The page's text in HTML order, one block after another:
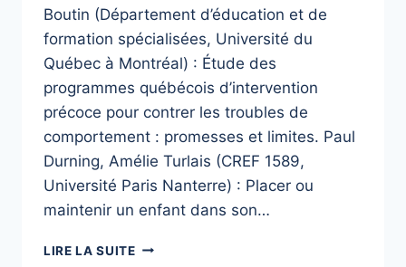
Boutin (Département d’éducation et de
formation spécialisées, Université du
Québec à Montréal) : Étude des
programmes québécois d’intervention
précoce pour contrer les troubles de
comportement : promesses et limites. Paul
Durning, Amélie Turlais (CREF 1589,
Université Paris Nanterre) : Placer ou
maintenir un enfant dans son…
LIRE LA SUITEINTERVENTIONS